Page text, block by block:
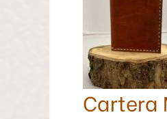
Cartera
Mixta
Mediana
Piel
de
Potro